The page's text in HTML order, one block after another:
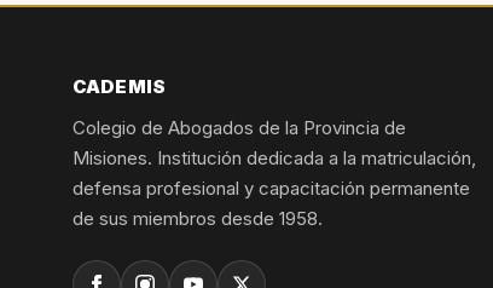
CADEMIS
Colegio de Abogados de la Provincia de
Misiones. Institución dedicada a la matriculación,
defensa profesional y capacitación permanente
de sus miembros desde 1958.